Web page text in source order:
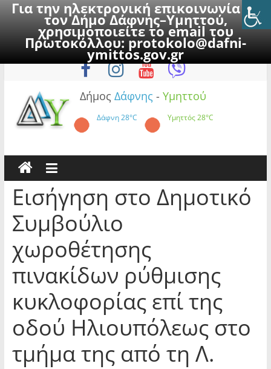
Για την ηλεκτρονική επικοινωνία με
τον Δήμο Δάφνης–Υμηττού,
χρησιμοποιείτε το email του
Πρωτοκόλλου:protokolo@dafni-
ymittos.gov.gr
to
Σάββατο, 8 Αυγούστου 2026
Δήμος Δάφνης - Υμηττού
Δάφνη28°C Υμηττός28°C
Εισήγηση στο Δημοτικό
Συμβούλιο
χωροθέτησης
πινακίδων ρύθμισης
κυκλοφορίας επί της
οδού Ηλιουπόλεως στο
τμήμα της από τη Λ.